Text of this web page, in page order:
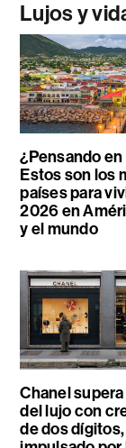
Lujos y
¿Pensando
Estos son los
países para
2026 en
y el mundo
Chanel
del lujo con
de dos dígitos,